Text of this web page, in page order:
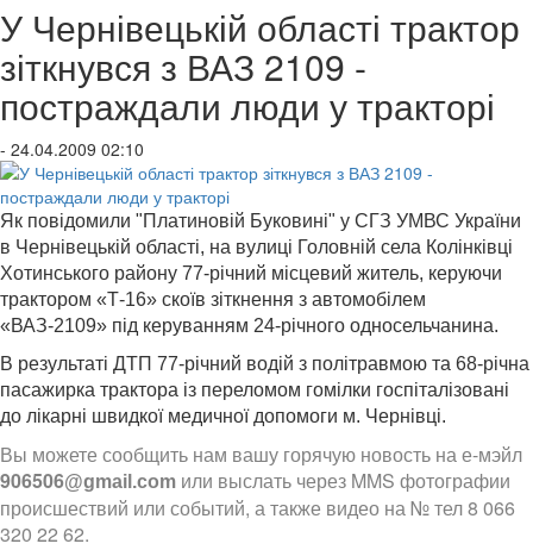
У Чернівецькій області трактор
зіткнувся з ВАЗ 2109 -
постраждали люди у тракторі
- 24.04.2009 02:10
Як повідомили "Платиновій Буковині" у СГЗ УМВС України
в Чернівецькій області, на вулиці Головній села Колінківці
Хотинського району 77-річний місцевий житель, керуючи
трактором «Т-16» скоїв зіткнення з автомобілем
«ВАЗ-2109» під керуванням 24-річного односельчанина.
В результаті ДТП 77-річний водій з політравмою та 68-річна
пасажирка трактора із переломом гомілки госпіталізовані
до лікарні швидкої медичної допомоги м. Чернівці.
Вы можете сообщить нам вашу горячую новость на е-мэйл
906506@gmail.com или выслать через MMS фотографии
происшествий или событий, а также видео на № тел 8 066
320 22 62.